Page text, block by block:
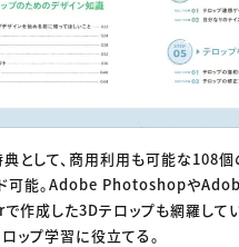
典として、商用利用も可能な108
可能。Adobe Photoshopや
作成した3Dテロップも網羅して
ップ学習に役立てる。